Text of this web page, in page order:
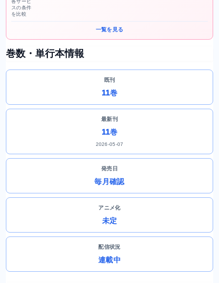
スの条件
を比較
一覧を見る
巻数・単行本情報
既刊
11巻
最新刊
11巻
2026-05-07
発売日
毎月確認
アニメ化
未定
配信状況
連載中